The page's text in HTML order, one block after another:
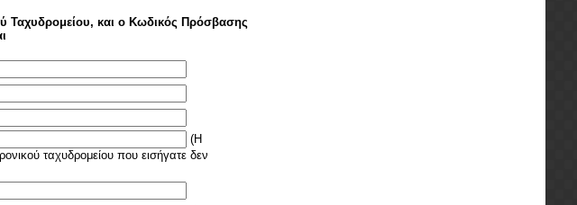
Ταχυδρομείου, και ο Κωδικός Πρόσβασης
(Η
ταχυδρομείου που εισήγατε δεν